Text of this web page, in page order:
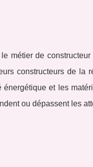
métier de
constructeurs de la
et les
ou dépassent les